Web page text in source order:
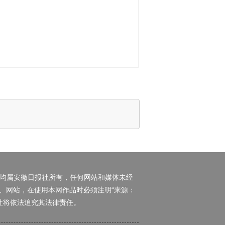
属安徽日报社所有，任何网站和媒体未经
站，在使用本网作品时必须注明“来源：
将依法追究其法律责任。